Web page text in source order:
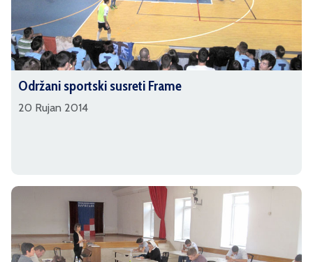
Održani sportski susreti Frame
20 Rujan 2014